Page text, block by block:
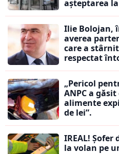
așteptarea
Ilie Bolojan,
averea
care a
respectat
„Pericol
ANPC a
alimente
de lei”.
IREAL! Șofer
la volan pe